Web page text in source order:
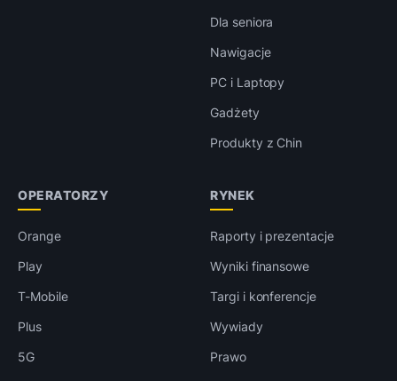
Dla seniora
Nawigacje
PC i Laptopy
Gadżety
Produkty z Chin
OPERATORZY
Orange
Play
T-Mobile
Plus
5G
RYNEK
Raporty i prezentacje
Wyniki finansowe
Targi i konferencje
Wywiady
Prawo